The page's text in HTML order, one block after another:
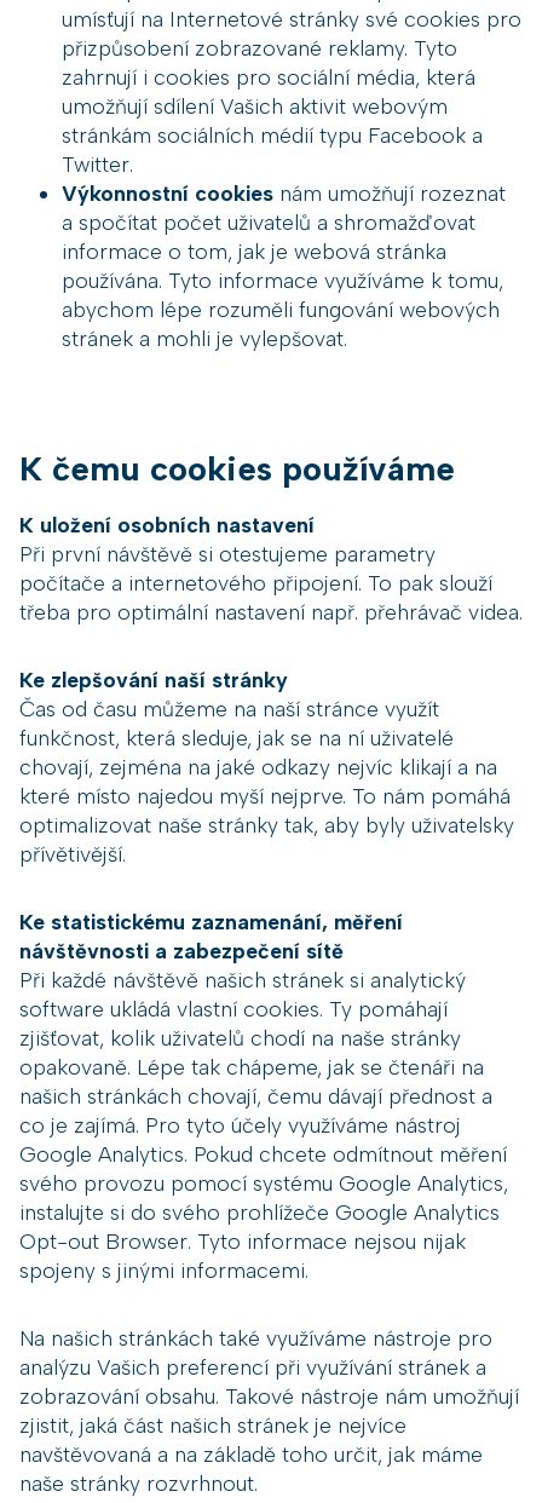
umísťují na Internetové stránky své cookies pro
přizpůsobení zobrazované reklamy. Tyto
zahrnují i cookies pro sociální média, která
umožňují sdílení Vašich aktivit webovým
stránkám sociálních médií typu Facebook a
Twitter.
Výkonnostní cookies nám umožňují rozeznat
a spočítat počet uživatelů a shromažďovat
informace o tom, jak je webová stránka
používána. Tyto informace využíváme k tomu,
abychom lépe rozuměli fungování webových
stránek a mohli je vylepšovat.
K čemu cookies používáme
K uložení osobních nastavení
Při první návštěvě si otestujeme parametry
počítače a internetového připojení. To pak slouží
třeba pro optimální nastavení např. přehrávač videa.
Ke zlepšování naší stránky
Čas od času můžeme na naší stránce využít
funkčnost, která sleduje, jak se na ní uživatelé
chovají, zejména na jaké odkazy nejvíc klikají a na
které místo najedou myší nejprve. To nám pomáhá
optimalizovat naše stránky tak, aby byly uživatelsky
přívětivější.
Ke statistickému zaznamenání, měření
návštěvnosti a zabezpečení sítě
Při každé návštěvě našich stránek si analytický
software ukládá vlastní cookies. Ty pomáhají
zjišťovat, kolik uživatelů chodí na naše stránky
opakovaně. Lépe tak chápeme, jak se čtenáři na
našich stránkách chovají, čemu dávají přednost a
co je zajímá. Pro tyto účely využíváme nástroj
Google Analytics. Pokud chcete odmítnout měření
svého provozu pomocí systému Google Analytics,
instalujte si do svého prohlížeče Google Analytics
Opt-out Browser. Tyto informace nejsou nijak
spojeny s jinými informacemi.
Na našich stránkách také využíváme nástroje pro
analýzu Vašich preferencí při využívání stránek a
zobrazování obsahu. Takové nástroje nám umožňují
zjistit, jaká část našich stránek je nejvíce
navštěvovaná a na základě toho určit, jak máme
naše stránky rozvrhnout.